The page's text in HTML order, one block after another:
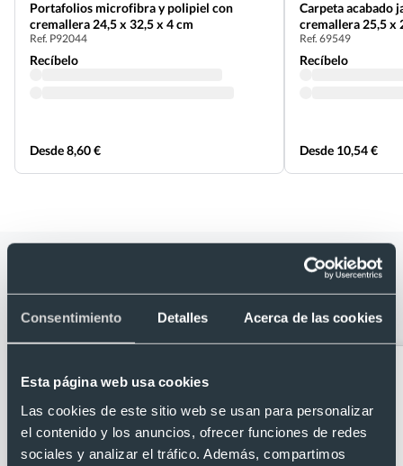
Consentimiento Detalles Acerca de las cookies
Esta página web usa cookies
Las cookies de este sitio web se usan para personalizar
el contenido y los anuncios, ofrecer funciones de redes
sociales y analizar el tráfico. Además, compartimos
Portafolios microfibra y polipiel con
cremallera 24,5 x 32,5 x 4 cm
Ref. P92044
Recíbelo
Desde 8,60 €
Carpeta acabado
cremallera 25,5 x
Ref. 69549
Recíbelo
Desde 10,54 €
Categorías relacionadas con Carpeta
de documentos con cremallera y bloc
36 x 25 x 2,2 cm